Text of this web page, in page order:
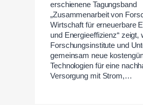
erschienene Tagungsband
„Zusammenarbeit von
Wirtschaft für erneuerbare
und Energieeffizienz“ zeigt,
Forschungsinstitute und
gemeinsam neue
Technologien für eine
Versorgung mit Strom,…